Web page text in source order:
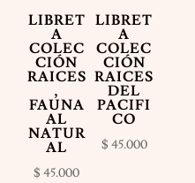
LIBRET
A
COLEC
CIÓN
RAICES
,
FAUNA
AL
NATUR
AL
$ 45.000
LIBRET
A
COLEC
CIÓN
RAICES
DEL
PACIFI
CO
$ 45.000